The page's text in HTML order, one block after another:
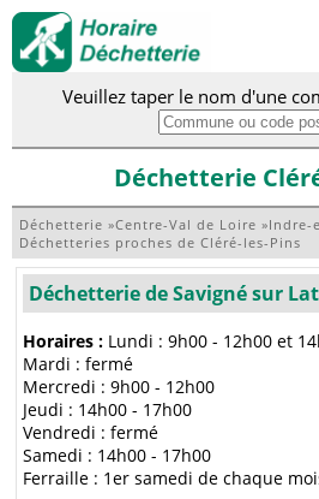
Veuillez taper le nom d'une
Déchetterie
Déchetterie »Centre-Val de Loire »Indre-
Déchetteries proches de Cléré-les-Pins
Déchetterie de Savigné sur
Horaires : Lundi : 9h00 - 12h00 et
Mardi : fermé
Mercredi : 9h00 - 12h00
Jeudi : 14h00 - 17h00
Vendredi : fermé
Samedi : 14h00 - 17h00
Ferraille : 1er samedi de chaque